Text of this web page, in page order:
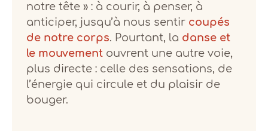
notre tête » : à courir, à penser, à
anticiper, jusqu’à nous sentir coupés
de notre corps. Pourtant, la danse et
le mouvement ouvrent une autre voie,
plus directe : celle des sensations, de
l’énergie qui circule et du plaisir de
bouger.